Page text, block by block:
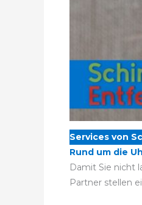
Services von
Rund um die
Damit Sie nicht
Partner stellen